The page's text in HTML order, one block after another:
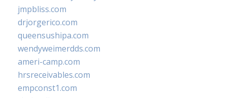
jmpbliss.com
drjorgerico.com
queensushipa.com
wendyweimerdds.com
ameri-camp.com
hrsreceivables.com
empconst1.com